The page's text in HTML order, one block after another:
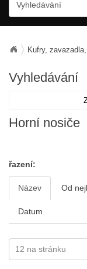
Kufry,
Vyhledávání
Horní nosiče
řazení:
Název Od
Datum